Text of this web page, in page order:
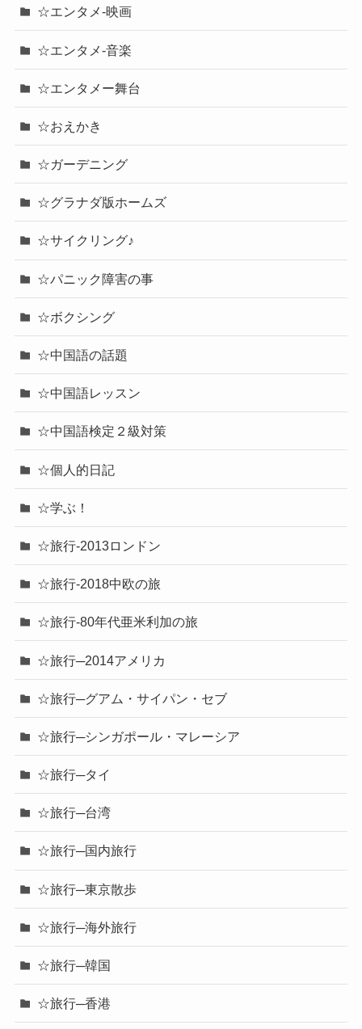
☆エンタメ-映画
☆エンタメ-音楽
☆エンタメー舞台
☆おえかき
☆ガーデニング
☆グラナダ版ホームズ
☆サイクリング♪
☆パニック障害の事
☆ボクシング
☆中国語の話題
☆中国語レッスン
☆中国語検定２級対策
☆個人的日記
☆学ぶ！
☆旅行-2013ロンドン
☆旅行-2018中欧の旅
☆旅行-80年代亜米利加の旅
☆旅行─2014アメリカ
☆旅行─グアム・サイパン・セブ
☆旅行─シンガポール・マレーシア
☆旅行─タイ
☆旅行─台湾
☆旅行─国内旅行
☆旅行─東京散歩
☆旅行─海外旅行
☆旅行─韓国
☆旅行─香港